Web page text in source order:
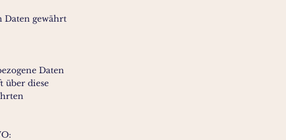
Daten gewährt
Daten
über diese